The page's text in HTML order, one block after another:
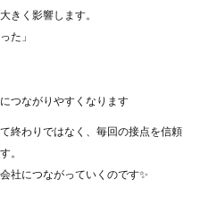
きく影響します。
た」
つながりやすくなります
終わりではなく、毎回の接点を信頼
。
社につながっていくのです✨